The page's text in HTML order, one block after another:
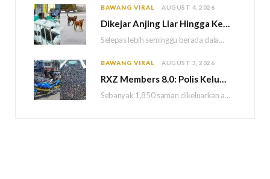
BAWANG VIRAL AUGUST 4, 2026
Dikejar Anjing Liar Hingga Kemalangan, Mekanik Berdepan Risiko Kecederaan Otak Kekal
Selepas lebih seminggu berada dalam keadaan koma akibat kemalangan dipercayai berpunca daripada kejadian dikejar sekumpulan…
BAWANG VIRAL AUGUST 3, 2026
RXZ Members 8.0: Polis Keluar 1,850 Saman, Sita 222 Motosikal & 5 Maut
Sebanyak 1,850 saman dikeluarkan atas pelbagai kesalahan lalu lintas manakala 222 motosikal disita sepanjang penganjuran…